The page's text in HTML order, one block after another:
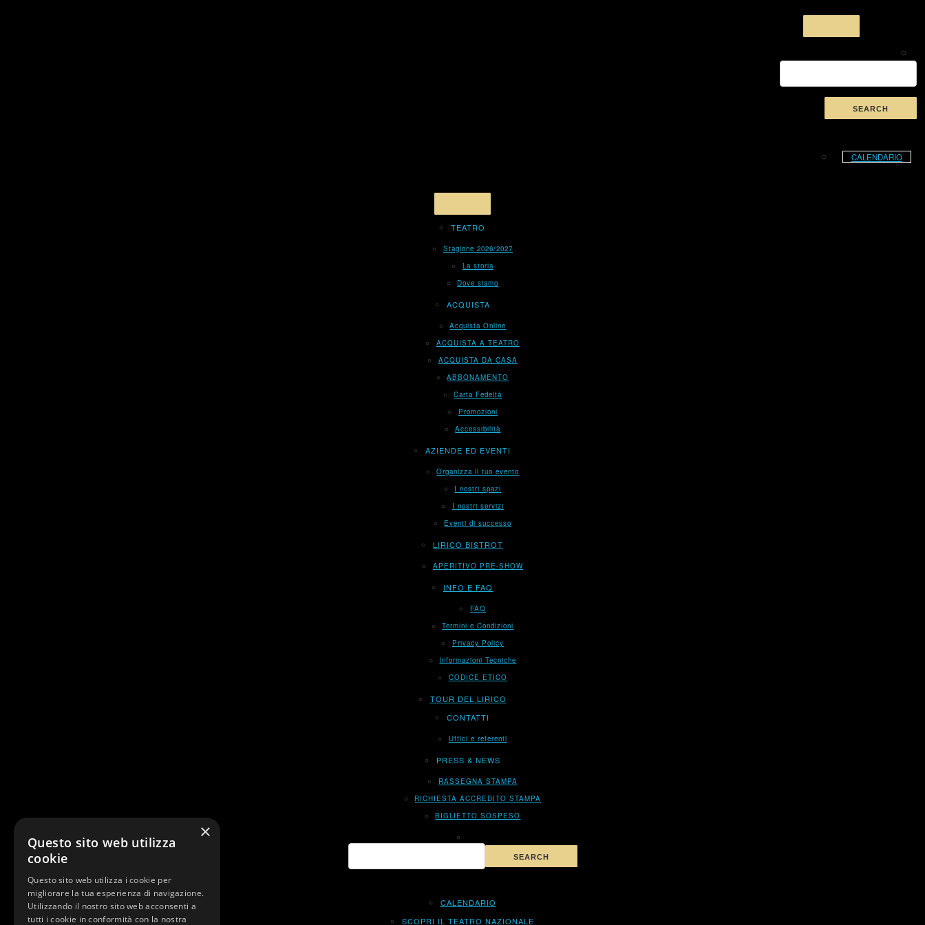
CALENDARIO
TEATRO
Stagione 2026/2027
La storia
Dove siamo
ACQUISTA
Acquista Online
ACQUISTA A TEATRO
ACQUISTA DA CASA
ABBONAMENTO
Carta Fedeltà
Promozioni
Accessibilità
AZIENDE ED EVENTI
Organizza il tuo evento
I nostri spazi
I nostri servizi
Eventi di successo
LIRICO BISTROT
APERITIVO PRE-SHOW
INFO E FAQ
FAQ
Termini e Condizioni
Privacy Policy
Informazioni Tecniche
CODICE ETICO
TOUR DEL LIRICO
CONTATTI
Uffici e referenti
PRESS & NEWS
RASSEGNA STAMPA
RICHIESTA ACCREDITO STAMPA
BIGLIETTO SOSPESO
CALENDARIO
SCOPRI IL TEATRO NAZIONALE
×
Questo sito web utilizza
cookie
Questo sito web utilizza i cookie per
migliorare la tua esperienza di navigazione.
Utilizzando il nostro sito web acconsenti a
tutti i cookie in conformità con la nostra